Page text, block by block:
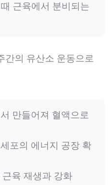
근육에서 분비되는
간의 유산소 운동으로
만들어져 혈액으로
포의 에너지 공장 확
근육 재생과 강화